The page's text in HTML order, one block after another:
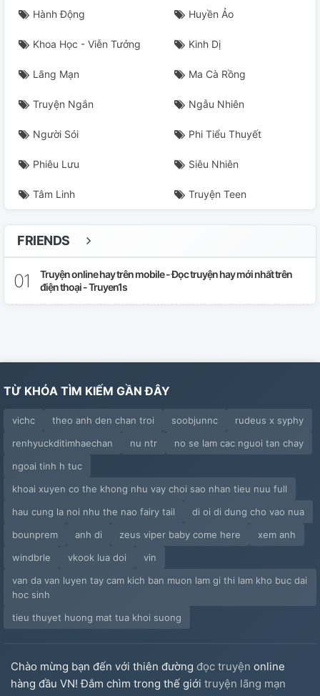
Hành Động Huyền Ảo
Khoa Học - Viễn Tưởng Kinh Dị
Lãng Mạn Ma Cà Rồng
Truyện Ngắn Ngẫu Nhiên
Người Sói Phi Tiểu Thuyết
Phiêu Lưu Siêu Nhiên
Tâm Linh Truyện Teen
FRIENDS
Truyện online hay trên mobile - Đọc truyện hay mới nhất trên
điện thoại - Truyen1s
TỪ KHÓA TÌM KIẾM GẦN ĐÂY
vichc theo anh den chan troi soobjunnc
rudeus x syphy
renhyuckditimhaechan
nu ntr
no se lam cac nguoi tan chay
ngoai tinh h tuc
khoai xuyen co the khong nhu vay choi sao nhan tieu nuu full
hau cung la noi nhu the nao fairy tail
di oi di dung cho vao nua
bounprem
anh di zeus viper baby come here
xem anh
windbrle
vkook lua doi
vin
van da van luyen tay cam kich ban muon lam gi thi lam kho buc dai
hoc sinh
tieu thuyet huong mat tua khoi suong
Chào mừng bạn đến với thiên đường đọc truyện online
hàng đầu VN! Đắm chìm trong thế giới truyện lãng mạn